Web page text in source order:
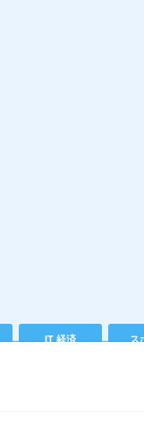
IT 経済 ス